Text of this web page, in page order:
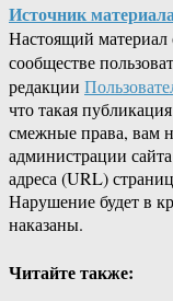
Источник
Настоящий материал
сообществе
редакции
что такая
смежные права, вам
администрации
адреса (URL)
Нарушение будет в
наказаны.
Читайте также: